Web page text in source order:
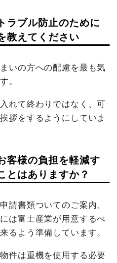
ラブル防止のために
教えてください
いの方への配慮を最も気
。
れて終わりではなく、可
拶をするようにしていま
客様の負担を軽減す
とはありますか？
請書類ついてのご案内、
は富士産業が用意するべ
るよう準備しています。
件は重機を使用する必要